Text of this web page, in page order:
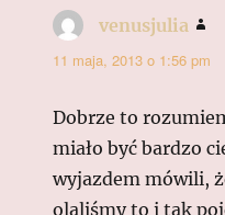
venusjulia
11 maja, 2013 o 1:56 pm
Dobrze to
miało być bardzo
wyjazdem mówili,
olaliśmy to i tak